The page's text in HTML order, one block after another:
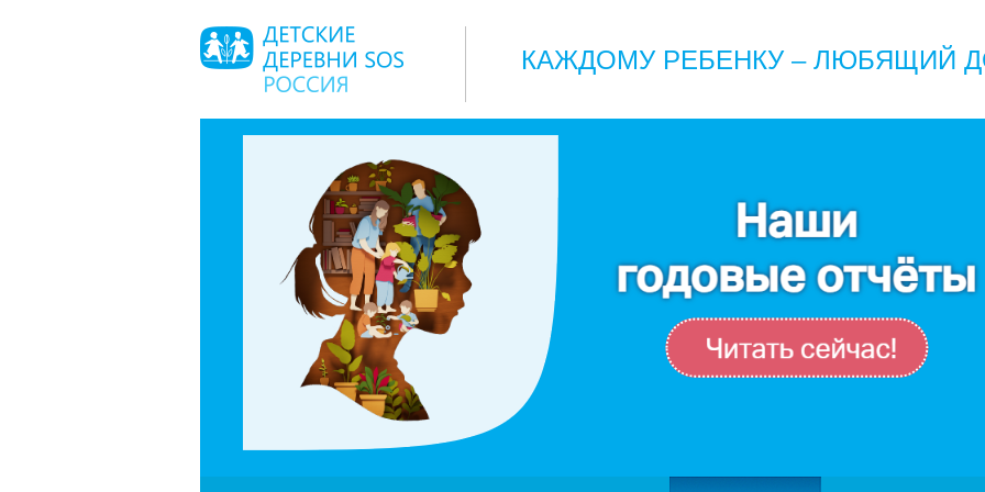
КАЖДОМУ РЕБЕНКУ – ЛЮБЯЩИЙ